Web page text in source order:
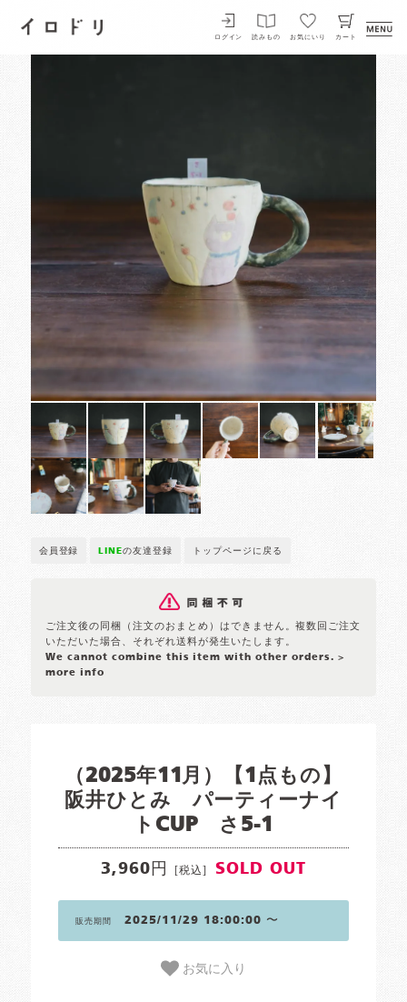
イロドリ
ログイン 読みもの お気にいり カート
会員登録 LINEの友達登録 トップページに戻る
ご注文後の同梱（注文のおまとめ）はできません。複数回ご注文
いただいた場合、それぞれ送料が発生いたします。
We cannot combine this item with other orders. >
more info
（2025年11月）【1点もの】
阪井ひとみ パーティーナイ
トCUP さ5-1
3,960円 [税込] SOLD OUT
販売期間 2025/11/29 18:00:00 〜
お気に入り